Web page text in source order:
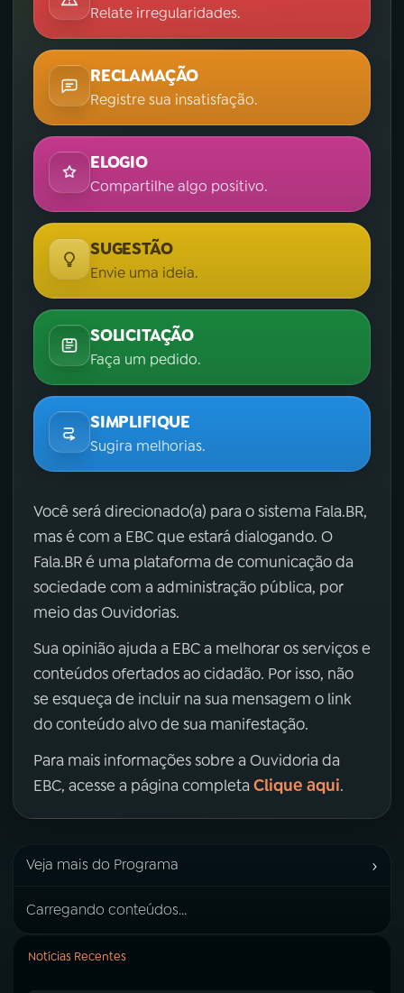
Relate irregularidades.
RECLAMAÇÃO
Registre sua insatisfação.
ELOGIO
Compartilhe algo positivo.
SUGESTÃO
Envie uma ideia.
SOLICITAÇÃO
Faça um pedido.
SIMPLIFIQUE
Sugira melhorias.
Você será direcionado(a) para o sistema Fala.BR,
mas é com a EBC que estará dialogando. O
Fala.BR é uma plataforma de comunicação da
sociedade com a administração pública, por
meio das Ouvidorias.
Sua opinião ajuda a EBC a melhorar os serviços e
conteúdos ofertados ao cidadão. Por isso, não
se esqueça de incluir na sua mensagem o link
do conteúdo alvo de sua manifestação.
Para mais informações sobre a Ouvidoria da
EBC, acesse a página completa Clique aqui.
Veja mais do Programa ›
Carregando conteúdos...
Notícias Recentes